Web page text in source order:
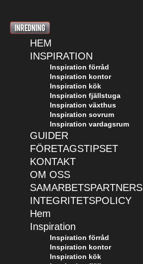
HEM
INSPIRATION
Inspiration förråd
Inspiration kontor
Inspiration kök
Inspiration fjällstuga
Inspiration växthus
Inspiration sovrum
Inspiration vardagsrum
GUIDER
FÖRETAGSTIPSET
KONTAKT
OM OSS
SAMARBETSPARTNERS
INTEGRITETSPOLICY
Hem
Inspiration
Inspiration förråd
Inspiration kontor
Inspiration kök